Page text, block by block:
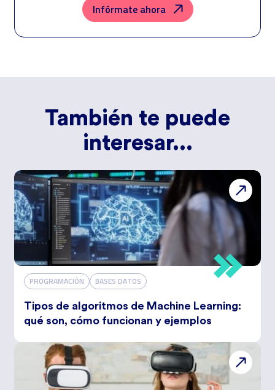
Grupo Northius
, con el objeto de que estas puedan
hacerle llegar la mejor oferta de productos y servicios de acuerdo a su
petición. Quedan reconocidos los derechos de acceso, rectificación,
Privacidad.
Infórmate ahora
También te puede
interesar...
PROGRAMACIÓN BASES DATOS
Tipos de algoritmos de Machine Learning:
qué son, cómo funcionan y ejemplos